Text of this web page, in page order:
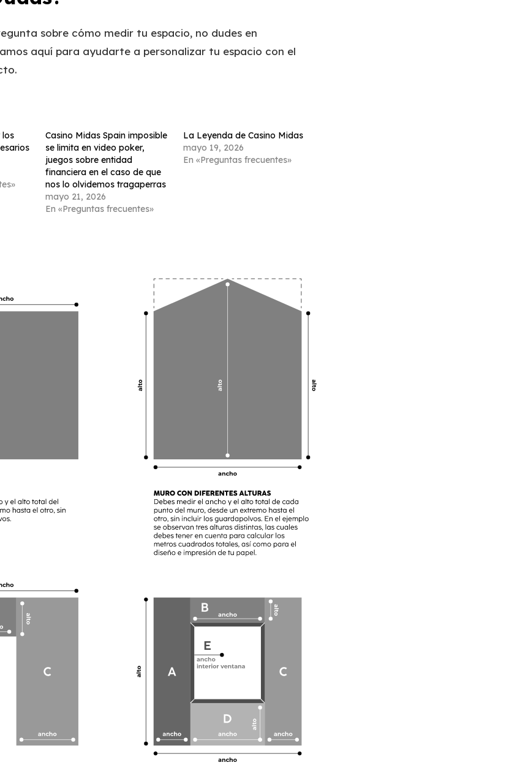
sobre cómo medir tu espacio, no dudes en
aquí para ayudarte a personalizar tu espacio con el
los
Casino Midas Spain imposible
se limita en video poker,
juegos sobre entidad
financiera en el caso de que
nos lo olvidemos tragaperras
mayo 21, 2026
En «Preguntas frecuentes»
La Leyenda de Casino Midas
mayo 19, 2026
En «Preguntas frecuentes»